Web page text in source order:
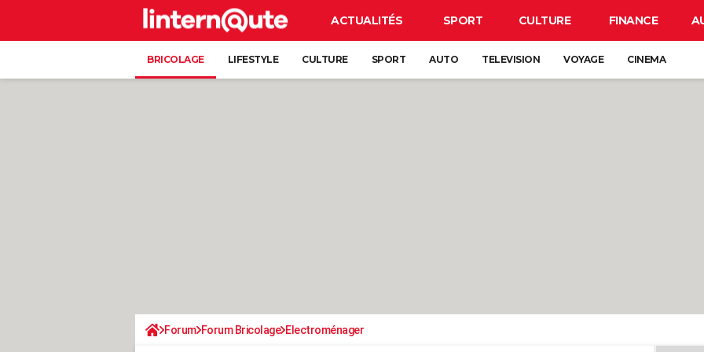
ACTUALITÉS SPORT CULTURE FINANCE
BRICOLAGE LIFESTYLE CULTURE SPORT AUTO TELEVISION VOYAGE CINEMA
Forum Forum Bricolage Electroménager